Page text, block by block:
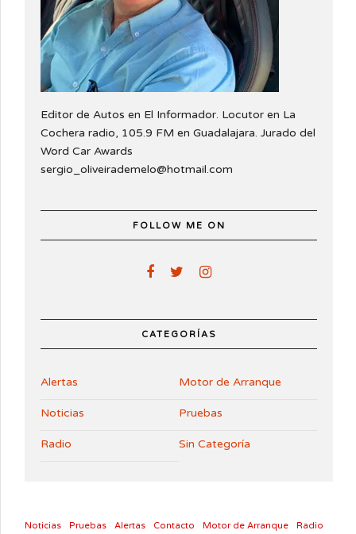
Editor de Autos en El Informador. Locutor en La
Cochera radio, 105.9 FM en Guadalajara. Jurado del
Word Car Awards
sergio_oliveirademelo@hotmail.com
FOLLOW ME ON
CATEGORÍAS
Alertas Motor de Arranque
Noticias Pruebas
Radio Sin Categoría
Noticias Pruebas Alertas Contacto Motor de Arranque Radio